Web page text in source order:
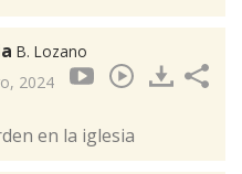
B. Lozano
2024
en la iglesia